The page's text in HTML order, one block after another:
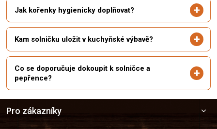
Jak kořenky hygienicky doplňovat?
Kam solničku uložit v kuchyňské výbavě?
Co se doporučuje dokoupit k solničce a
pepřence?
Pro zákazníky